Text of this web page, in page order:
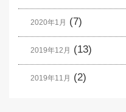
2020年1月 (7)
2019年12月 (13)
2019年11月 (2)